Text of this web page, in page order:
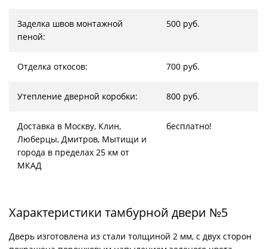
Заделка швов монтажной
пеной:
500 руб.
Отделка откосов: 700 руб.
Утепление дверной коробки: 800 руб.
Доставка в Москву, Клин,
Люберцы, Дмитров, Мытищи и
города в пределах 25 км от
МКАД
бесплатно!
Характеристики тамбурной двери №5
Дверь изготовлена из стали толщиной 2 мм, с двух сторон